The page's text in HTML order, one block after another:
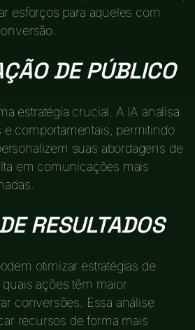
esforços para aqueles com
DE PÚBLICO
estratégia crucial. A IA analisa
e comportamentais, permitindo
suas abordagens de
em comunicações mais
RESULTADOS
otimizar estratégias de
ações têm maior
conversões. Essa análise
recursos de forma mais